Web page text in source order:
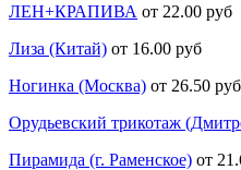
ЛЕН+КРАПИВА от 22.00 руб
Лиза (Китай) от 16.00 руб
Ногинка (Москва) от 26.50 руб
Орудьевский трикотаж
Пирамида (г. Раменское) от